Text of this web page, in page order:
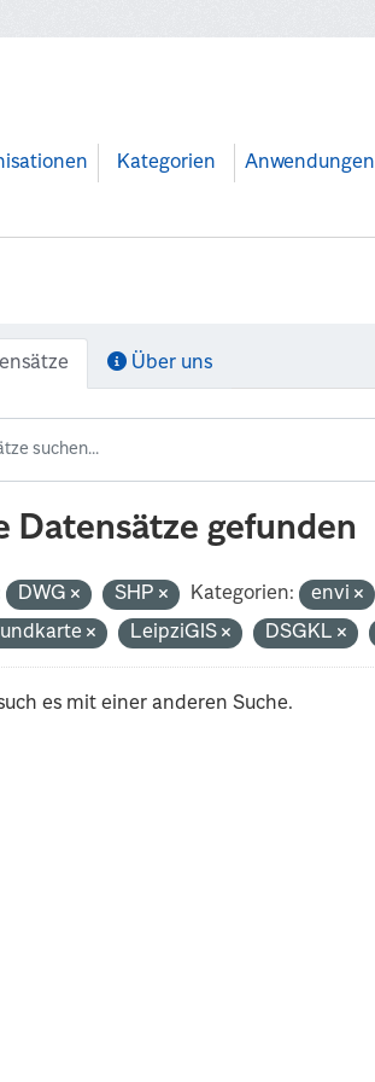
Kategorien Anwendungen
Über uns
Datensätze gefunden
DWG SHP Kategorien: envi
LeipziGIS DSGKL
es mit einer anderen Suche.